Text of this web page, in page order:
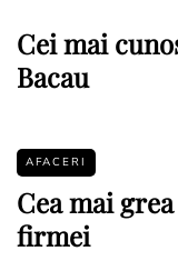
Cei mai
Bacau
AFACERI
Cea mai
firmei